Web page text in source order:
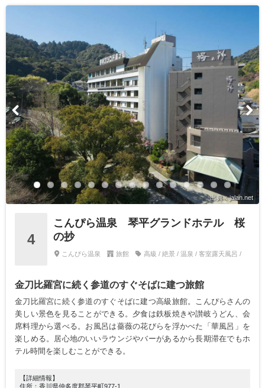
出典：jalan.net
4
こんぴら温泉 琴平グランドホテル 桜
の抄
こんぴら温泉 旅館 高級 / 絶景 / 温泉 / 客室露天風呂 /
金刀比羅宮に続く参道のすぐそばに建つ旅館
金刀比羅宮に続く参道のすぐそばに建つ高級旅館。こんぴらさんの
美しい景色を見ることができる。夕食は鉄板焼きや讃岐うどん、会
席料理から選べる。お風呂は薔薇の花びらを浮かべた「華風呂」を
楽しめる。居心地のいいラウンジやバーがあるから長期滞在でもホ
テル時間を楽しむことができる。
【詳細情報】
住所：香川県仲多度郡琴平町977-1